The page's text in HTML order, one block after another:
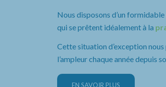
Nous disposons d’un
qui se prêtent idéalement à la
Cette situation d’exception
l’ampleur chaque année depuis
EN SAVOIR PLUS